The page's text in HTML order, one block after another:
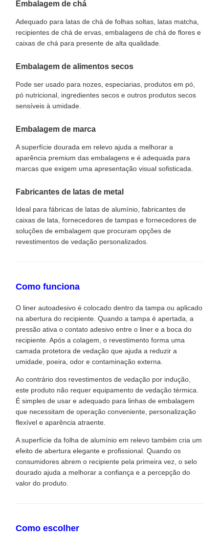
Embalagem de chá
Adequado para latas de chá de folhas soltas, latas matcha,
recipientes de chá de ervas, embalagens de chá de flores e
caixas de chá para presente de alta qualidade.
Embalagem de alimentos secos
Pode ser usado para nozes, especiarias, produtos em pó,
pó nutricional, ingredientes secos e outros produtos secos
sensíveis à umidade.
Embalagem de marca
A superfície dourada em relevo ajuda a melhorar a
aparência premium das embalagens e é adequada para
marcas que exigem uma apresentação visual sofisticada.
Fabricantes de latas de metal
Ideal para fábricas de latas de alumínio, fabricantes de
caixas de lata, fornecedores de tampas e fornecedores de
soluções de embalagem que procuram opções de
revestimentos de vedação personalizados.
Como funciona
O liner autoadesivo é colocado dentro da tampa ou aplicado
na abertura do recipiente. Quando a tampa é apertada, a
pressão ativa o contato adesivo entre o liner e a boca do
recipiente. Após a colagem, o revestimento forma uma
camada protetora de vedação que ajuda a reduzir a
umidade, poeira, odor e contaminação externa.
Ao contrário dos revestimentos de vedação por indução,
este produto não requer equipamento de vedação térmica.
É simples de usar e adequado para linhas de embalagem
que necessitam de operação conveniente, personalização
flexível e aparência atraente.
A superfície da folha de alumínio em relevo também cria um
efeito de abertura elegante e profissional. Quando os
consumidores abrem o recipiente pela primeira vez, o selo
dourado ajuda a melhorar a confiança e a percepção do
valor do produto.
Como escolher